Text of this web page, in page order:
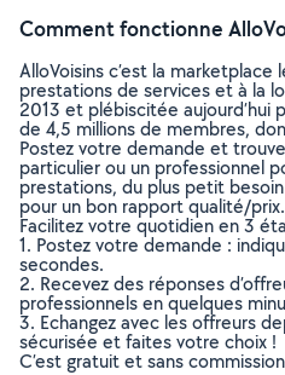
Comment fonctionne
AlloVoisins c’est la marketplace
prestations de services et à la
2013 et plébiscitée aujourd’hui
de 4,5 millions de membres,
Postez votre demande et
particulier ou un professionnel
prestations, du plus petit
pour un bon rapport qualité/prix.
Facilitez votre quotidien en 3
1. Postez votre demande :
secondes.
2. Recevez des réponses
professionnels en quelques
3. Echangez avec les offreurs
sécurisée et faites votre choix !
C’est gratuit et sans